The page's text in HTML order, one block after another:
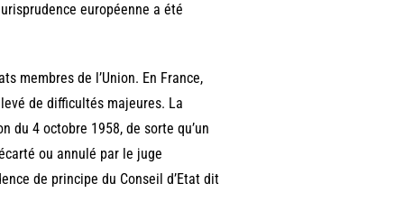
européenne a été
membres de l’Union. En France,
de difficultés majeures. La
du 4 octobre 1958, de sorte qu’un
ou annulé par le juge
de principe du Conseil d’Etat dit